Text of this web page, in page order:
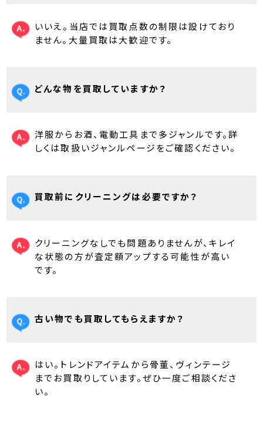
いいえ。当店では買取点数の制限は設けており
ません。大量買取は大歓迎です。
どんな物を買取していますか？
洋服からお酒、電動工具まで多ジャンルです。詳
しくは取扱いジャンルページをご確認ください。
買取前にクリーニングは必要ですか？
クリーニングなしでも問題ありませんが、キレイ
な状態の方が査定額アップする可能性が高い
です。
古い物でも買取してもらえますか？
はい。トレンドアイテムから骨董、ヴィンテージ
までお買取りしています。ぜひ一度ご相談くださ
い。